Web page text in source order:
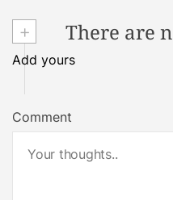
+ There are
Add yours
Comment